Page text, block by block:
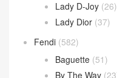
30 Montaigne(9)
Dior Bobby(4)
Dior Book Tote
Dior Caro (15)
Dior Groove (1)